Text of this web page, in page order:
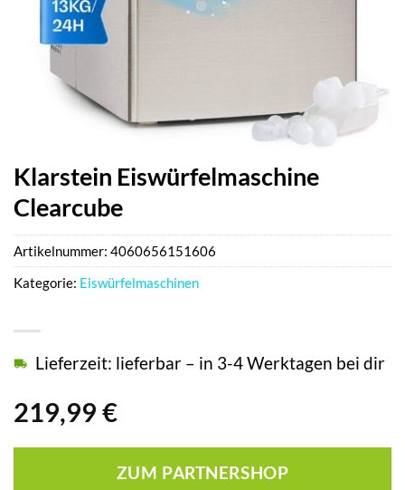
Klarstein Eiswürfelmaschine
Clearcube
219,99 €
Lieferzeit: lieferbar – in 3-4 Werktagen bei dir
ZUM PARTNERSHOP
Artikelnummer: 4060656151606
Kategorie: Eiswürfelmaschinen